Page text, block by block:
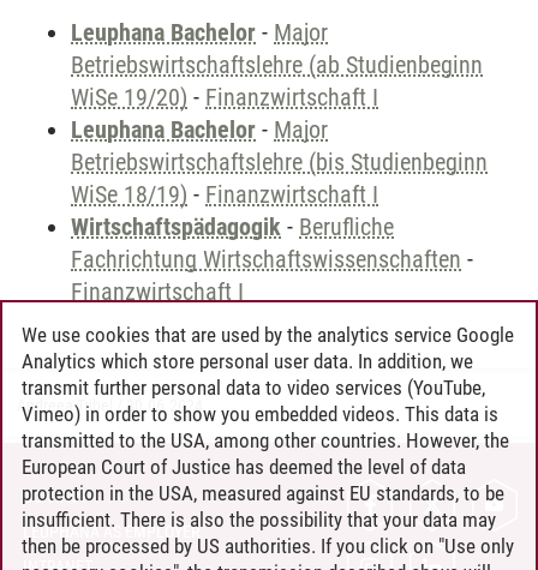
Leuphana Bachelor - Major
Betriebswirtschaftslehre (ab Studienbeginn
WiSe 19/20) - Finanzwirtschaft I
Leuphana Bachelor - Major
Betriebswirtschaftslehre (bis Studienbeginn
WiSe 18/19) - Finanzwirtschaft I
Wirtschaftspädagogik - Berufliche
Fachrichtung Wirtschaftswissenschaften -
Finanzwirtschaft I
Andreea Tribel 30.06.2024
CONTACT
LEUPHANA AS EMPLOYER
We use cookies that are used by the analytics service Google
Analytics which store personal user data. In addition, we
transmit further personal data to video services (YouTube,
Vimeo) in order to show you embedded videos. This data is
transmitted to the USA, among other countries. However, the
European Court of Justice has deemed the level of data
protection in the USA, measured against EU standards, to be
insufficient. There is also the possibility that your data may
then be processed by US authorities. If you click on "Use only